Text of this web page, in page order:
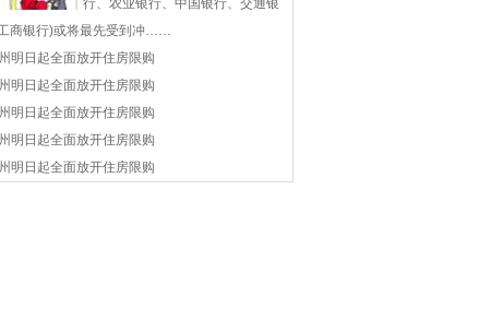
行、农业银行、中国银行、交通银
商银行)或将最先受到冲……
明日起全面放开住房限购
明日起全面放开住房限购
明日起全面放开住房限购
明日起全面放开住房限购
明日起全面放开住房限购